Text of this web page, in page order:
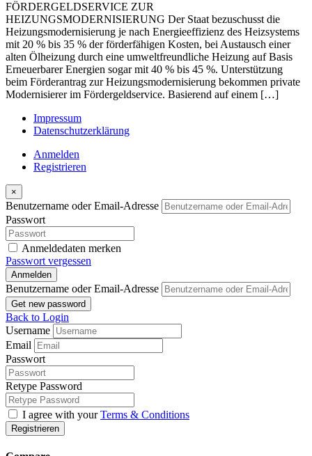
FÖRDERGELDSERVICE ZUR
HEIZUNGSMODERNISIERUNG Der Staat bezuschusst die
Heizungsmodernisierung je nach Energieeffizienz des Heizsystems
mit 20 % bis 35 % der förderfähigen Kosten, bei Austausch einer
alten Ölheizung durch eine umweltfreundliche Heizung auf Basis
Erneuerbarer Energien sogar mit 40 % bis 45 %. Unterstützung
beim Förderantrag zur Heizungsmodernisierung bekommen private
Modernisierer im Fördergeldservice. Basierend auf einem […]
Impressum
Datenschutzerklärung
Anmelden
Registrieren
×
Benutzername oder Email-Adresse
Passwort
Anmeldedaten merken
Passwort vergessen
Anmelden
Benutzername oder Email-Adresse
Get new password
Back to Login
Username
Email
Passwort
Retype Password
I agree with yourTerms & Conditions
Registrieren